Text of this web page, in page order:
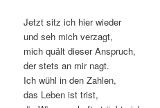
Jetzt sitz ich hier wieder
und seh mich verzagt,
mich quält dieser Anspruch,
der stets an mir nagt.
Ich wühl in den Zahlen,
das Leben ist trist,